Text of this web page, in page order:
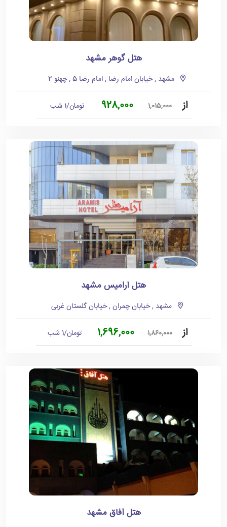
هتل گوهر مشهد
مشهد , خیابان امام رضا , امام رضا 5 , چهنو 2
از 1,015,000
928,000 تومان/1 شب
هتل آرامیس مشهد
مشهد , خیابان چمران , خیابان گلستان غربی
از 1,860,000
1,696,000 تومان/1 شب
هتل آفاق مشهد